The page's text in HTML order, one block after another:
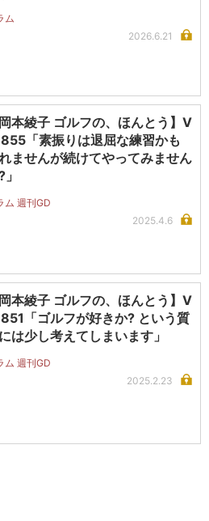
ム
2026.6.21
岡本綾子 ゴルフの、ほんとう】V
「素振りは退屈な練習かも
ませんが続けてやってみません
ム 週刊GD
2025.4.6
岡本綾子 ゴルフの、ほんとう】V
「ゴルフが好きか? という質
は少し考えてしまいます」
ム 週刊GD
2025.2.23